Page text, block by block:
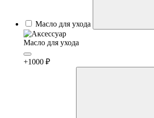
Масло для ухода
Масло для ухода
+1000 ₽